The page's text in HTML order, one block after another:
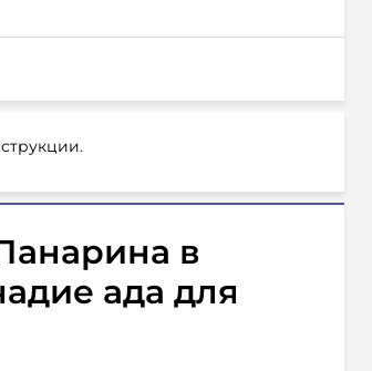
в
ада для